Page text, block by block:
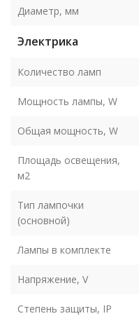
Диаметр, мм
Электрика
Количество ламп
Мощность лампы, W
Общая мощность, W
Площадь освещения,
м2
Тип лампочки
(основной)
Лампы в комплекте
Напряжение, V
Степень защиты, IP